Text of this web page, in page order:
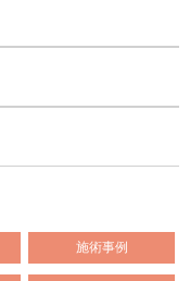
施術事例